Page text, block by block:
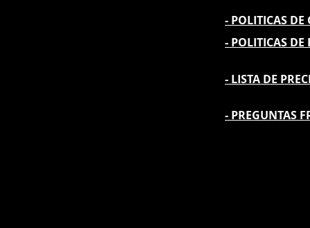
- POLITICAS
- POLITICAS DE
- LISTA DE
- PREGUNTAS